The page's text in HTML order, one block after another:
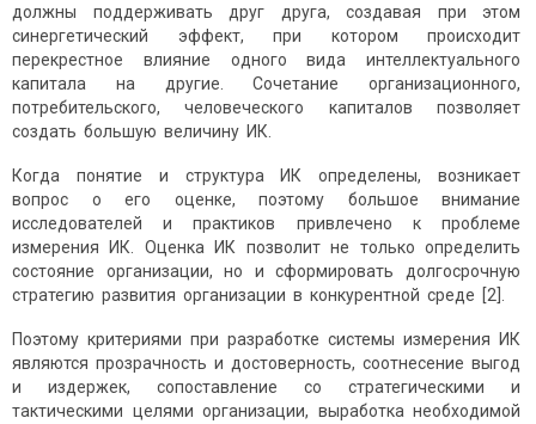
должны поддерживать друг друга, создавая при этом
синергетический эффект, при котором происходит
перекрестное влияние одного вида интеллектуального
капитала на другие. Сочетание организационного,
потребительского, человеческого капиталов позволяет
создать большую величину ИК.
Когда понятие и структура ИК определены, возникает
вопрос о его оценке, поэтому большое внимание
исследователей и практиков привлечено к проблеме
измерения ИК. Оценка ИК позволит не только определить
состояние организации, но и сформировать долгосрочную
стратегию развития организации в конкурентной среде [2].
Поэтому критериями при разработке системы измерения ИК
являются прозрачность и достоверность, соотнесение выгод
и издержек, сопоставление со стратегическими и
тактическими целями организации, выработка необходимой